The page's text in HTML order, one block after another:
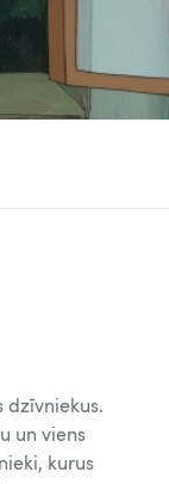
dzīvniekus.
un viens
kurus